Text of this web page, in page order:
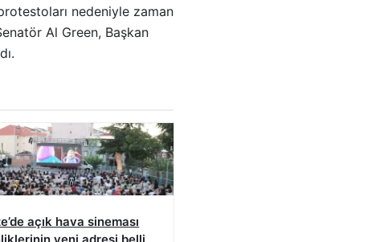
nedeniyle zaman
Al Green, Başkan
açık hava sineması